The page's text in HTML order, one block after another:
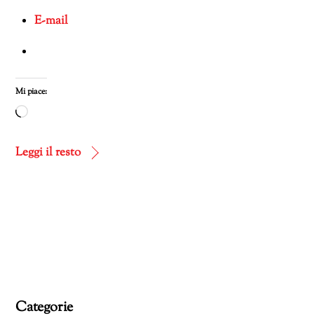
E-mail
Mi piace:
Caricamento
corso…
Leggi il resto
Categorie